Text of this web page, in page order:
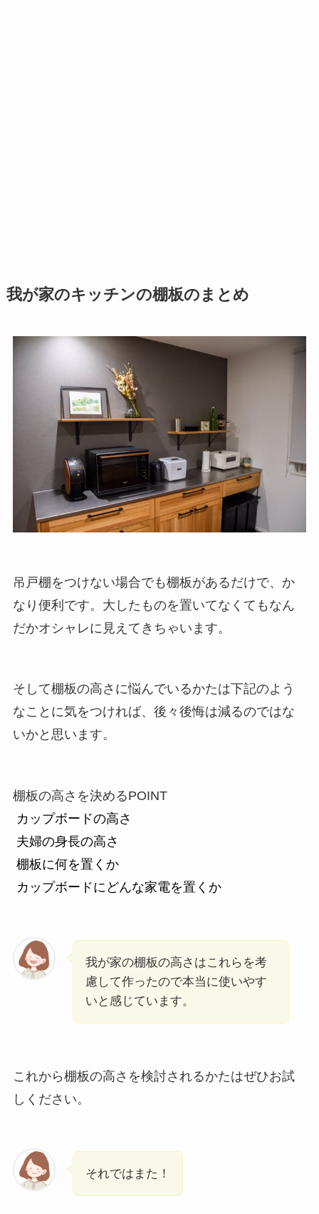
我が家のキッチンの棚板のまとめ
吊戸棚をつけない場合でも棚板があるだけで、か
なり便利です。大したものを置いてなくてもなん
だかオシャレに見えてきちゃいます。
そして棚板の高さに悩んでいるかたは下記のよう
なことに気をつければ、後々後悔は減るのではな
いかと思います。
棚板の高さを決めるPOINT
カップボードの高さ
夫婦の身長の高さ
棚板に何を置くか
カップボードにどんな家電を置くか
我が家の棚板の高さはこれらを考
慮して作ったので本当に使いやす
いと感じています。
これから棚板の高さを検討されるかたはぜひお試
しください。
それではまた！